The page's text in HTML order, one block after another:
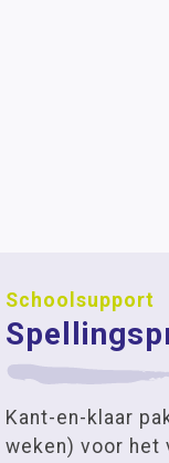
Schoolsupport
Kant-en-klaar
weken) voor het